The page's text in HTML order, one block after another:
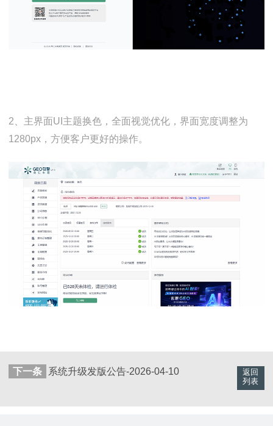
2、 主界面UI主题换色，全面视觉优化，界面宽度调整为
1280px，方便客户更好的操作。
返回
列表
下一条 系统升级发版公告-2026-04-10